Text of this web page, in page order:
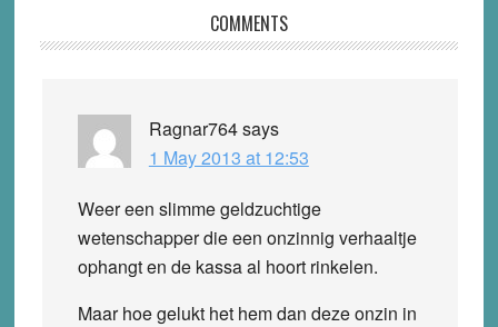
Interactions
COMMENTS
Ragnar764says
1 May 2013 at 12:53
Weer een slimme geldzuchtige
wetenschapper die een onzinnig verhaaltje
ophangt en de kassa al hoort rinkelen.
Maar hoe gelukt het hem dan deze onzin in